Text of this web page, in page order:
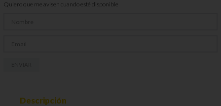
Quiero que me avisen cuando esté disponible
Descripción